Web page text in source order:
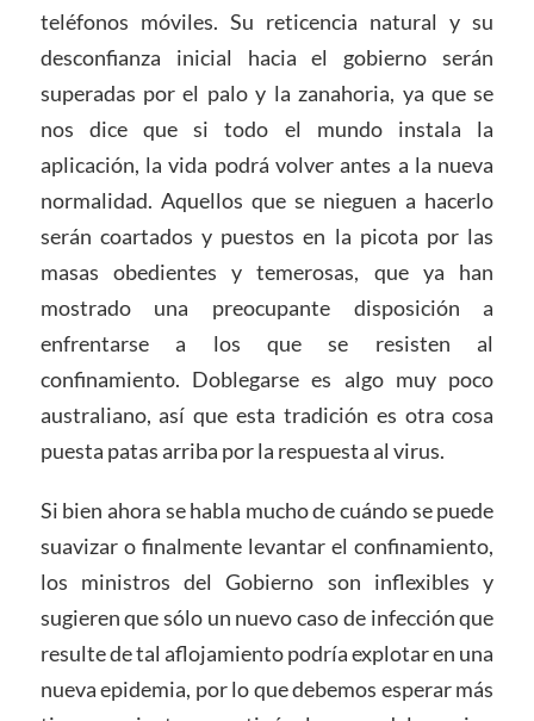
teléfonos móviles. Su reticencia natural y su
desconfianza inicial hacia el gobierno serán
superadas por el palo y la zanahoria, ya que se
nos dice que si todo el mundo instala la
aplicación, la vida podrá volver antes a la nueva
normalidad. Aquellos que se nieguen a hacerlo
serán coartados y puestos en la picota por las
masas obedientes y temerosas, que ya han
mostrado una preocupante disposición a
enfrentarse a los que se resisten al
confinamiento. Doblegarse es algo muy poco
australiano, así que esta tradición es otra cosa
puesta patas arriba por la respuesta al virus.
Si bien ahora se habla mucho de cuándo se puede
suavizar o finalmente levantar el confinamiento,
los ministros del Gobierno son inflexibles y
sugieren que sólo un nuevo caso de infección que
resulte de tal aflojamiento podría explotar en una
nueva epidemia, por lo que debemos esperar más